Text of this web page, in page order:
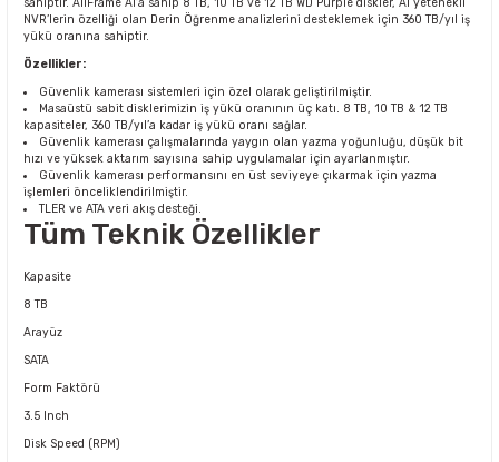
NVR’lerin özelliği olan Derin Öğrenme analizlerini desteklemek için 360 TB/yıl iş
yükü oranına sahiptir.
Özellikler:
Güvenlik kamerası sistemleri için özel olarak geliştirilmiştir.
Masaüstü sabit disklerimizin iş yükü oranının üç katı. 8 TB, 10 TB & 12 TB
kapasiteler, 360 TB/yıl’a kadar iş yükü oranı sağlar.
Güvenlik kamerası çalışmalarında yaygın olan yazma yoğunluğu, düşük bit
hızı ve yüksek aktarım sayısına sahip uygulamalar için ayarlanmıştır.
Güvenlik kamerası performansını en üst seviyeye çıkarmak için yazma
işlemleri önceliklendirilmiştir.
TLER ve ATA veri akış desteği.
Tüm Teknik Özellikler
Kapasite
8 TB
Arayüz
SATA
Form Faktörü
3.5 Inch
Disk Speed (RPM)